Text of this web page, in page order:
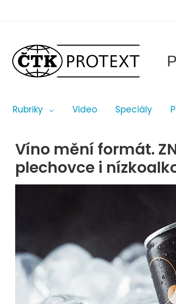
Rubriky Video Speciály
Víno mění formát.
plechovce i